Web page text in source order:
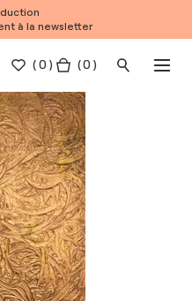
à la newsletter
(0 ) ( 0 )